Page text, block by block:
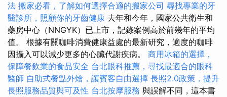
法 搬家必看，了解如何選擇合適的搬家公司 尋找專業的牙
醫診所，照顧你的牙齒健康 去年和今年，國家公共衛生和
藥房中心（NNGYK）已上市，記錄案例高於前幾年的平均
值。 根據有關咖啡消費健康益處的最新研究，適度的咖啡
因攝入可以減少更多的心臟代謝疾病。 商用冰箱的選擇，
保障餐飲業的食品安全 台北眼科推薦，尋找最適合的眼科
醫師 自助式餐點外燴，讓賓客自由選擇 長照2.0政策，提升
長照服務品質與可及性 台北按摩服務 與誤解不同，這本書